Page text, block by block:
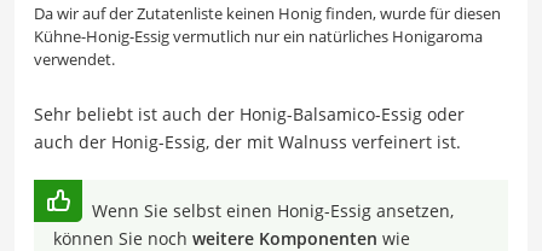
Da wir auf der Zutatenliste keinen Honig finden, wurde für diesen
Kühne-Honig-Essig vermutlich nur ein natürliches Honigaroma
verwendet.
Sehr beliebt ist auch der Honig-Balsamico-Essig oder
auch der Honig-Essig, der mit Walnuss verfeinert ist.
Wenn Sie selbst einen Honig-Essig ansetzen,
können Sie noch weitere Komponenten wie